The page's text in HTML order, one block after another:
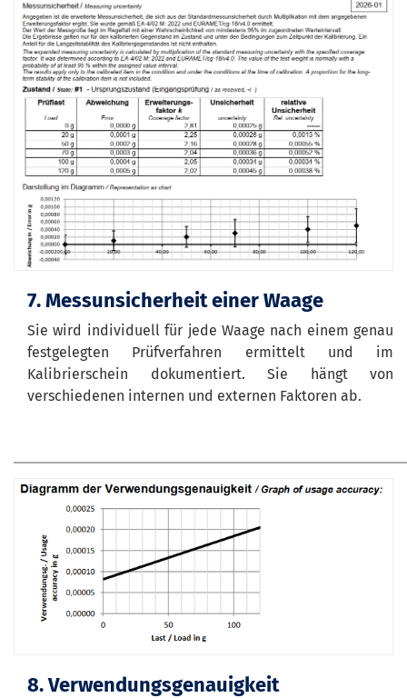
7. Messunsicherheit einer Waage
Sie wird individuell für jede Waage nach einem genau
festgelegten Prüfverfahren ermittelt und im
Kalibrierschein dokumentiert. Sie hängt von
verschiedenen internen und externen Faktoren ab.
8. Verwendungsgenauigkeit